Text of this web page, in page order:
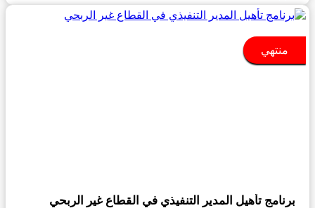
منتهي
برنامج تأهيل المدير التنفيذي في القطاع غير الربحي